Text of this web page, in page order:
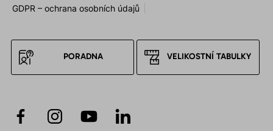
GDPR – ochrana osobních údajů
PORADNA VELIKOSTNÍ TABULKY